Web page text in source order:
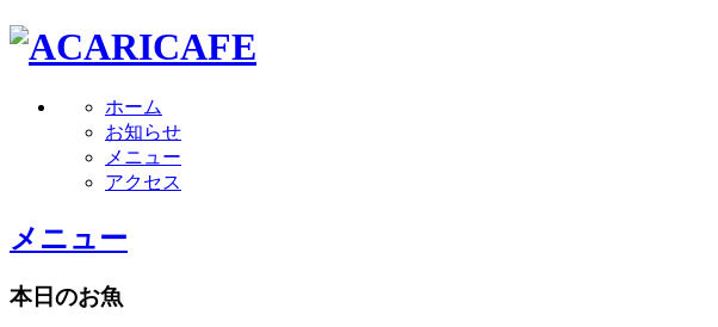
ホーム
お知らせ
メニュー
アクセス
メニュー
本日のお魚